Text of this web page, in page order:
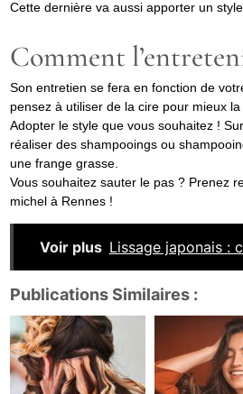
Cette dernière va aussi apporter un
Comment
Son entretien se fera en fonction de
pensez à utiliser de la cire pour mieux
Adopter le style que vous souhaitez !
réaliser des shampooings ou
une frange grasse.
Vous souhaitez sauter le pas ? Prenez
michel à Rennes !
Voir plus Lissage japonais :
Publications Similaires :